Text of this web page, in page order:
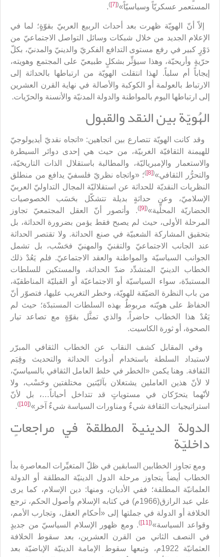
المستعمر عسكريّاً وسياسيّاً»(
[7]
)
.
إلاّ أنّ الهويّة ظهرت بعد أحداث الربيع العربيّ بقوّةٍ؛ لما في
الإعلام الجديد من خلال شبكات وسائل التواصل الاجتماعيّ من
دَوْرٍ كبير في رفع مستوى التدافع الفكريّ والدينيّ والمدنيّ، بكلّ
حرّيةٍ وأريحيّة، وهذا سيؤثِّر بشكلٍ طبيعيّ على المجتمع وهويته،
إيجاباً أم سلباً. لهذا انتقلت الهويّة من ارتباطها بالحداثة إلى
الارتباط بالعولمة أو الكوكبة والأصالة في نهاية القرن العشرين
إلى ارتباطها اليوم بالمواطنة والدولة المدنيّة والأنسنة والحرّيات.
الهُويّة بين النقد والقبول
وقد كانت الهويّة تتصارع بين اتجاهين: «اتجاه نقديّ أيديولوجيّ
للهيمنة الثقافيّة الغربيّة، من حيث هي إحدى دوائر السيطرة
والاستعمار والإمبرياليّة، والمطالبة باستقلال الذات التاريخيّة،
والتحرُّر الثقافي»(
[8]
)؛ «واتجاه نظريّ فلسفيّ يدافع من منطلق
النظريات النقديّة للحداثة عن استقلاليّة المجال التداوليّ العربيّ
الإسلاميّ، وعن حداثةٍ بديلة تتشكّل بحَسَب الخصوصيات
الحضاريّة المحلِّية»(
[9]
). وأتصور أنّ العقل المجتمعيّ تجاوز
المرحلة الأولى، حيث لم يصبح فقط يؤمن بضرورة الحداثة، بل
بتحقيق المشاركة الشعبيّة في صنع الحداثة. ولا تقتصر الحداثة
عند الجانب الاجتماعيّ والتقنيّ والمهنيّ فحَسْب، بل تشمل
الجوانب السياسيّة والمواطنة والعقد الاجتماعيّ. فلم يَعُدْ ذلك
الخطاب الدينيّ المتشدِّد ضدّ الحداثة، والمستكين للسلطات
المستبدّة، سواء السياسيّة أو الاجتماعيّة أو القبليّة المناطقيّة،
من باب النظرة الضيّقة للهويّة، وخطر التغريب عليها، فتصوّر أنّ
الحفاظ على هويّته مربوطٌ بهذه السلطات المستبدّة؛ حيث لم
يَعُدْ هذا الخطاب حاضراً، والذي تمثَّل بقوّةٍ مع تصاعد تيار
الصحوة، أو ثورة الكاسيت.
وفي المقابل كشف النقاب عن الخطاب الثقافي المبرّر
لاستبداد السلطة باستخدام أدوات الحداثة والتحديث وقِيَم
الثقافة. وهنا يكمن «الخطر في خلط العامل الثقافي بالسياسيّ،
لا لأنّ هذين العاملين يشتغلان بآليّتين مختلفتين وحَسْب، ولا
لأنّهما يتحرّكان في مستوياتٍ قد تتداخل أحياناً…، بل لأنّ
استراتيجيات الثقافة شيءٌ ومناورات السياسة شيءٌ آخر»(
[10]
)
.
الدولة الدينية المطلقة في مراجعاتٍ
داخليّة
ومع تجاوز الخطابين السابقين في ظلّ المتغيِّرات المعاصرة بدأ
الخطاب أيضاً يتجاوز مرحلة الدول الدينيّة المطلقة أو الدولة
العلمانيّة المطلقة؛ ففي الأديان، ومنها: دين الإسلام، كما يرى
علي عبد الرازق(1966م) في كتابه الإسلام وأصول الحكم، ترجع
الخلافة أو الدولة في جملتها إلى «أحكام العقل، وتجارب الأمم،
وقواعد السياسة»(
[11]
). ومع ظهور الإسلام السياسيّ من جديدٍ
في النصف الثاني من القرن العشرين، بعد سقوط الخلافة
العثمانيّة 1922م، وتبعها سقوط الإمامة الدينيّة الإباضيّة بعد